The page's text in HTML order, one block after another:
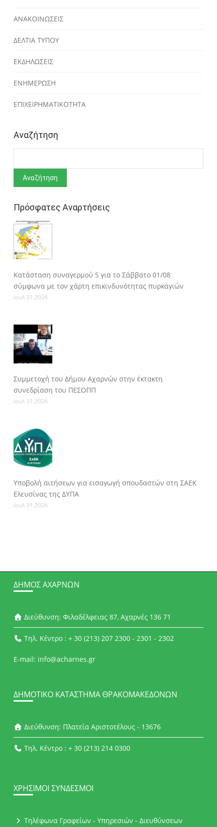
ΑΝΑΚΟΙΝΩΣΕΙΣ
ΔΕΛΤΙΑ ΤΥΠΟΥ
ΕΚΔΗΛΩΣΕΙΣ
ΕΝΗΜΕΡΩΣΗ
ΕΠΙΧΕΙΡΗΜΑΤΙΚΟΤΗΤΑ
Αναζήτηση
Πρόσφατες Αναρτήσεις
Κατάσταση συναγερμού 5 για το Σάββατο 01/08
σύμφωνα με τον χάρτη επικινδυνότητας πυρκαγιών
Ιουλ 31 2026
Συμμετοχή του Δήμου Αχαρνών στην έκτακτη
συνεδρίαση του ΠΕΣΟΠΠ
Ιουλ 31 2026
Υποβολή αιτήσεων για εισαγωγή σπουδαστών στη ΣΑΕΚ
Ελευσίνας της ΔΥΠΑ
Ιουλ 31 2026
ΔΉΜΟΣ ΑΧΑΡΝΏΝ
Διεύθυνση: Φιλαδέλφειας 87, Αχαρνές 136 71
Τηλ. Κέντρο : + 30 (213) 207 2300 - 2301 - 2302
E-mail: info@acharnes.gr
ΔΗΜΟΤΙΚΌ ΚΑΤΆΣΤΗΜΑ ΘΡΑΚΟΜΑΚΕΔΌΝΩΝ
Διεύθυνση: Πλατεία Αριστοτέλους - 13676
Τηλ. Κέντρο : + 30 (213) 214 0300
ΧΡΉΣΙΜΟΙ ΣΎΝΔΕΣΜΟΙ
Τηλέφωνα Γραφείων - Υπηρεσιών - Διευθύνσεων